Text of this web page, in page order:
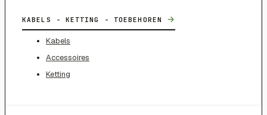
KABELS - KETTING - TOEBEHOREN →
Kabels
Accessoires
Ketting